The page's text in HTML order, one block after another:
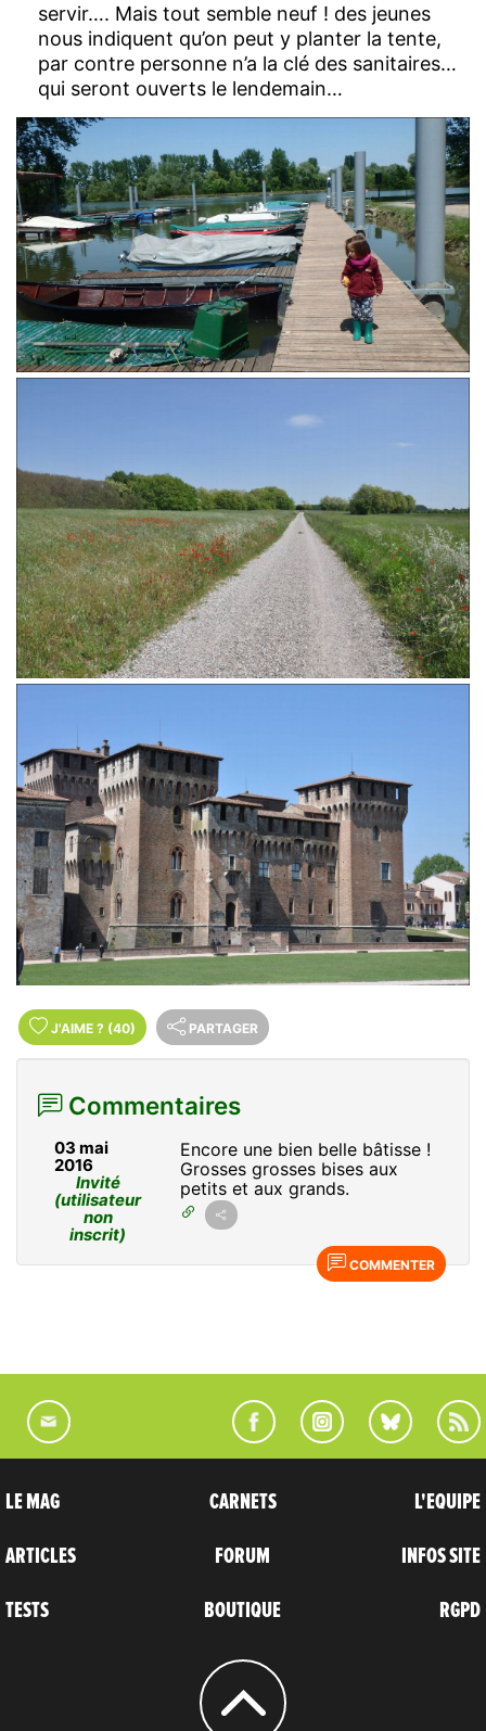
servir…. Mais tout semble neuf ! des jeunes
nous indiquent qu’on peut y planter la tente,
par contre personne n’a la clé des sanitaires…
qui seront ouverts le lendemain…
J'AIME ? (40) PARTAGER
Commentaires
03 mai
2016
Invité
(utilisateur
non
inscrit)
Encore une bien belle bâtisse !
Grosses grosses bises aux
petits et aux grands.
COMMENTER
LE MAG
ARTICLES
TESTS
CARNETS
FORUM
BOUTIQUE
L'EQUIPE
INFOS SITE
RGPD